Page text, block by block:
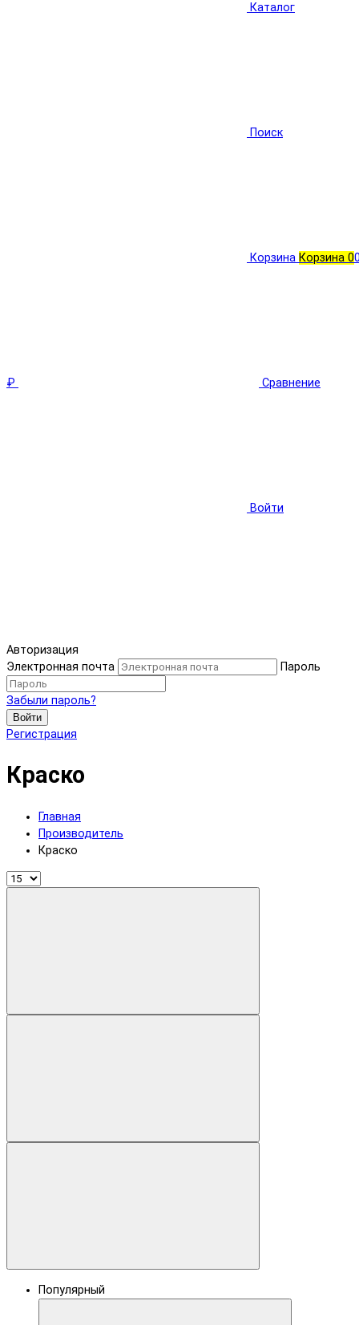
Каталог
Поиск
Корзина Корзина 0
₽ Сравнение
Войти
Авторизация
Электронная почта
Пароль
Забыли пароль?
Войти
Регистрация
Краско
Главная
Производитель
Краско
Популярный